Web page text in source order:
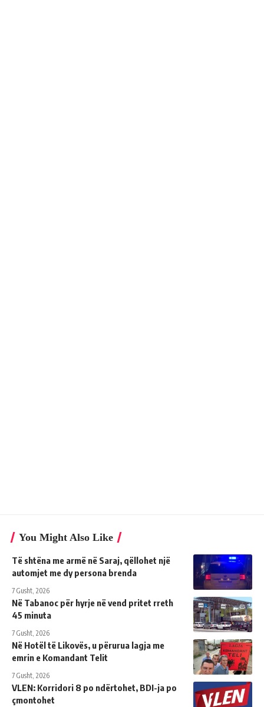
You Might Also Like
Të shtëna me armë në Saraj, qëllohet një
automjet me dy persona brenda
7 Gusht, 2026
Në Tabanoc për hyrje në vend pritet rreth
45 minuta
7 Gusht, 2026
Në Hotël të Likovës, u përurua lagja me
emrin e Komandant Telit
7 Gusht, 2026
VLEN: Korridori 8 po ndërtohet, BDI-ja po
çmontohet